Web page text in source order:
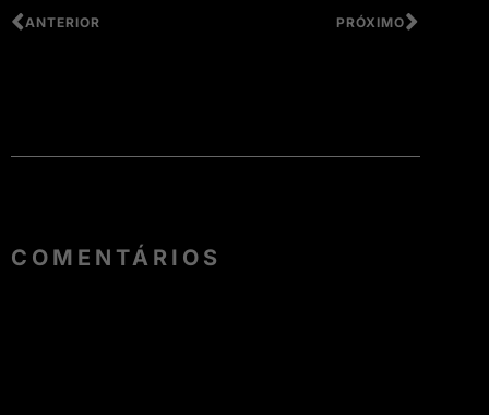
ANTERIOR PRÓXIMO
COMENTÁRIOS